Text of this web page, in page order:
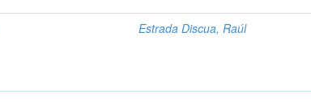
Estrada Discua, Raúl